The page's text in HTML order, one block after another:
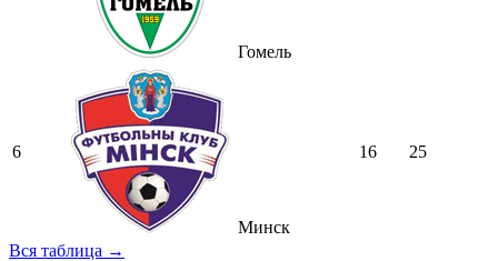
Гомель
6
Минск
16 25
Вся таблица →